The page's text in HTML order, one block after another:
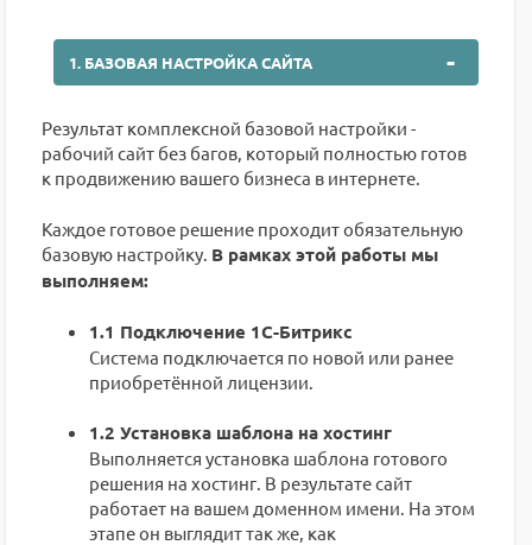
1. БАЗОВАЯ НАСТРОЙКА САЙТА
Результат комплексной базовой настройки -
рабочий сайт без багов, который полностью готов
к продвижению вашего бизнеса в интернете.
Каждое готовое решение проходит обязательную
базовую настройку. В рамках этой работы мы
выполняем:
1.1 Подключение 1С-Битрикс
Система подключается по новой или ранее
приобретённой лицензии.
1.2 Установка шаблона на хостинг
Выполняется установка шаблона готового
решения на хостинг. В результате сайт
работает на вашем доменном имени. На этом
этапе он выглядит так же, как